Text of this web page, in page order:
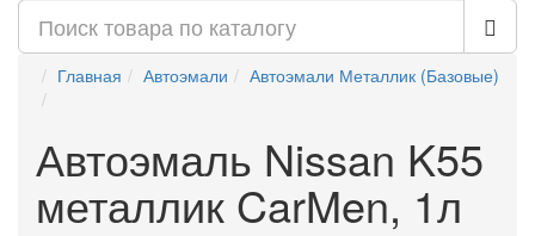
Главная Автоэмали Автоэмали Металлик (Базовые)
Автоэмаль Nissan K55
металлик CarMen, 1л